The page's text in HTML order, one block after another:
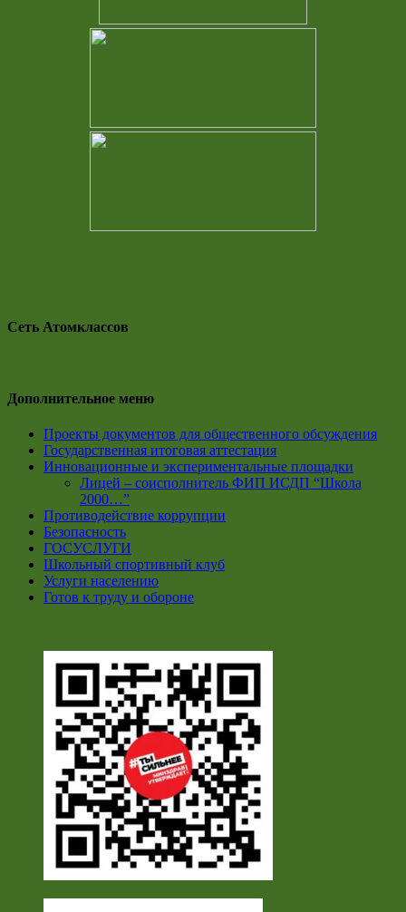
Сеть Атомклассов
Дополнительное меню
Проекты документов для общественного обсуждения
Государственная итоговая аттестация
Инновационные и экспериментальные площадки
Лицей – соисполнитель ФИП ИСДП “Школа
2000…”
Противодействие коррупции
Безопасность
ГОСУСЛУГИ
Школьный спортивный клуб
Услуги населению
Готов к труду и обороне